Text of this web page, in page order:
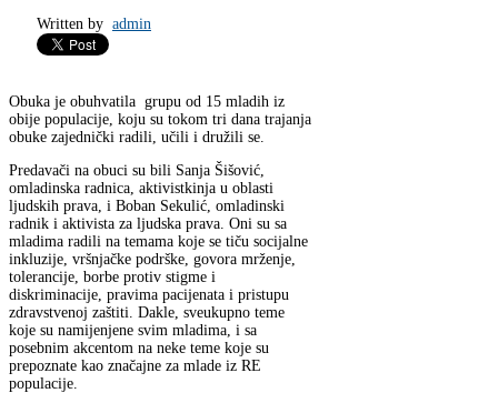
Written by admin
Obuka je obuhvatila grupu od 15 mladih iz
obije populacije, koju su tokom tri dana trajanja
obuke zajednički radili, učili i družili se.
Predavači na obuci su bili Sanja Šišović,
omladinska radnica, aktivistkinja u oblasti
ljudskih prava, i Boban Sekulić, omladinski
radnik i aktivista za ljudska prava. Oni su sa
mladima radili na temama koje se tiču socijalne
inkluzije, vršnjačke podrške, govora mrženje,
tolerancije, borbe protiv stigme i
diskriminacije, pravima pacijenata i pristupu
zdravstvenoj zaštiti. Dakle, sveukupno teme
koje su namijenjene svim mladima, i sa
posebnim akcentom na neke teme koje su
prepoznate kao značajne za mlade iz RE
populacije.